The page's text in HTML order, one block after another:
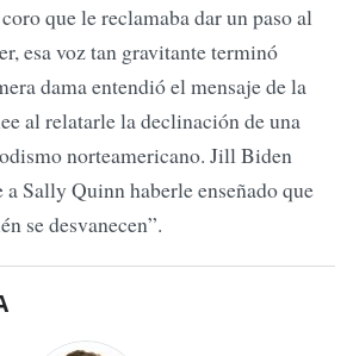
que le reclamaba dar un paso al
esa voz tan gravitante terminó
dama entendió el mensaje de la
al relatarle la declinación de una
norteamericano. Jill Biden
a Sally Quinn haberle enseñado que
se desvanecen”.